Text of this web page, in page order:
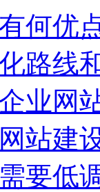
何优
路线
业网
站建
要低